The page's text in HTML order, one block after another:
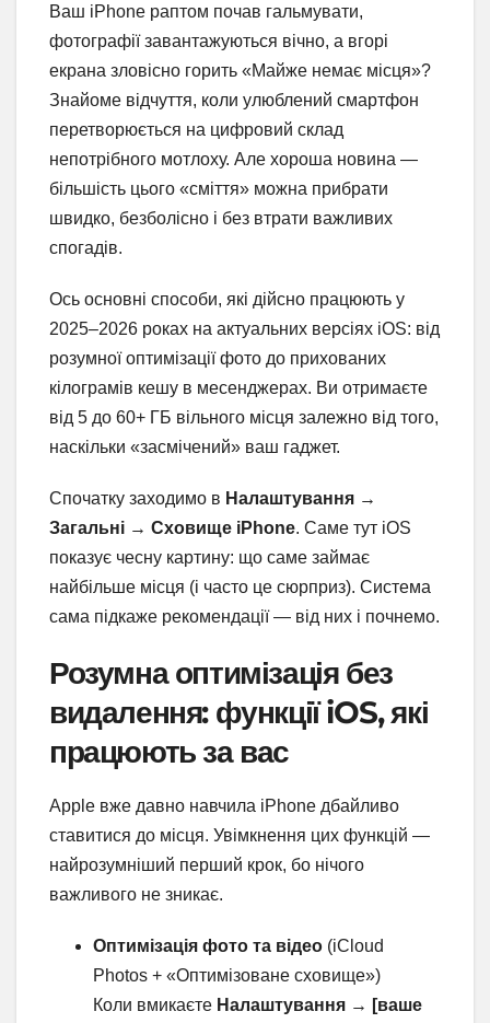
Ваш iPhone раптом почав гальмувати,
фотографії завантажуються вічно, а вгорі
екрана зловісно горить «Майже немає місця»?
Знайоме відчуття, коли улюблений смартфон
перетворюється на цифровий склад
непотрібного мотлоху. Але хороша новина —
більшість цього «сміття» можна прибрати
швидко, безболісно і без втрати важливих
спогадів.
Ось основні способи, які дійсно працюють у
2025–2026 роках на актуальних версіях iOS: від
розумної оптимізації фото до прихованих
кілограмів кешу в месенджерах. Ви отримаєте
від 5 до 60+ ГБ вільного місця залежно від того,
наскільки «засмічений» ваш гаджет.
Спочатку заходимо в Налаштування →
Загальні → Сховище iPhone. Саме тут iOS
показує чесну картину: що саме займає
найбільше місця (і часто це сюрприз). Система
сама підкаже рекомендації — від них і почнемо.
Розумна оптимізація без
видалення: функції iOS, які
працюють за вас
Apple вже давно навчила iPhone дбайливо
ставитися до місця. Увімкнення цих функцій —
найрозумніший перший крок, бо нічого
важливого не зникає.
Оптимізація фото та відео (iCloud
Photos + «Оптимізоване сховище»)
Коли вмикаєте Налаштування → [ваше